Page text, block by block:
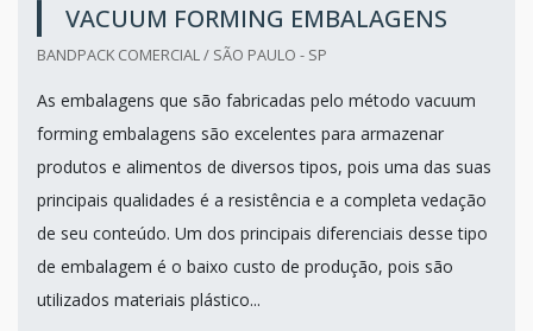
VACUUM FORMING EMBALAGENS
BANDPACK COMERCIAL / SÃO PAULO - SP
As embalagens que são fabricadas pelo método vacuum
forming embalagens são excelentes para armazenar
produtos e alimentos de diversos tipos, pois uma das suas
principais qualidades é a resistência e a completa vedação
de seu conteúdo. Um dos principais diferenciais desse tipo
de embalagem é o baixo custo de produção, pois são
utilizados materiais plástico...